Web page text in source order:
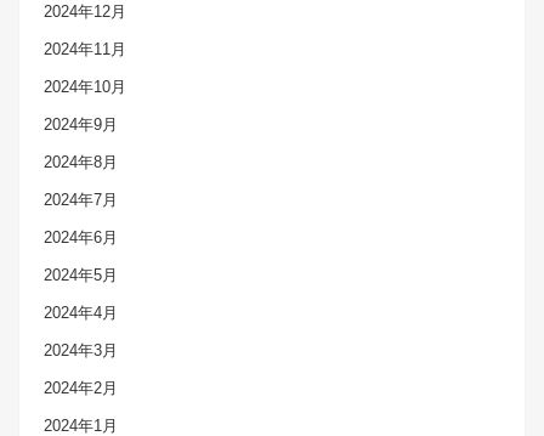
2024年12月
2024年11月
2024年10月
2024年9月
2024年8月
2024年7月
2024年6月
2024年5月
2024年4月
2024年3月
2024年2月
2024年1月